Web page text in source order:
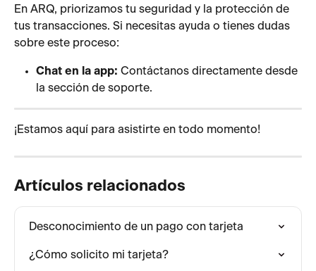
En ARQ, priorizamos tu seguridad y la protección de
tus transacciones. Si necesitas ayuda o tienes dudas
sobre este proceso:
Chat en la app: Contáctanos directamente desde
la sección de soporte.
¡Estamos aquí para asistirte en todo momento!
Artículos relacionados
Desconocimiento de un pago con tarjeta
¿Cómo solicito mi tarjeta?